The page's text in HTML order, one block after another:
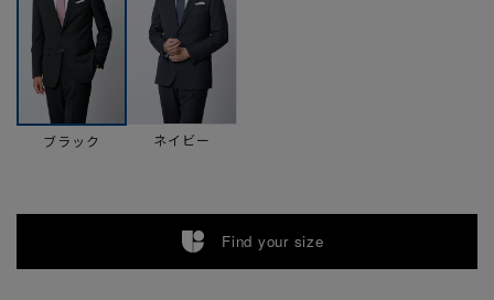
ブラック ネイビー
Find your size